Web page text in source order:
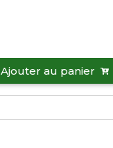
Ajouter au panier